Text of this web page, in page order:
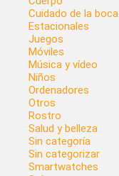
Cuidado de la boca
Estacionales
Juegos
Móviles
Música y vídeo
Niños
Ordenadores
Otros
Rostro
Salud y belleza
Sin categoría
Sin categorizar
Smartwatches